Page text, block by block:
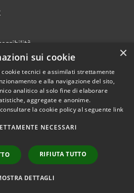
Copyright ©
Comune di Fiumicello Villa
byMunicipium•
×
sui cookie
tecnici e assimilati strettamente
e alla navigazione del sito,
analitico al solo fine di elaborare
aggregate e anonime.
la cookie policy al seguente link
NECESSARI
RIFIUTA TUTTO
DETTAGLI